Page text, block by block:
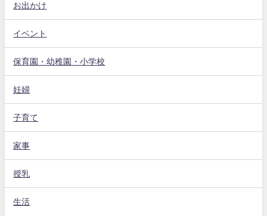
お出かけ
イベント
保育園・幼稚園・小学校
妊婦
子育て
家事
授乳
生活